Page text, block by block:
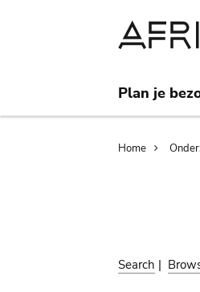
Plan je
Home
Search |